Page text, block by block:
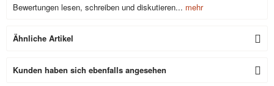
Bewertungen lesen, schreiben und diskutieren... mehr
Ähnliche Artikel
Kunden haben sich ebenfalls angesehen